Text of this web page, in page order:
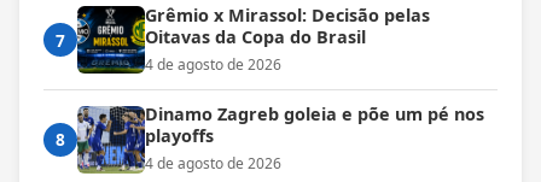
7
Grêmio x Mirassol: Decisão pelas
Oitavas da Copa do Brasil
4 de agosto de 2026
8
Dinamo Zagreb goleia e põe um pé nos
playoffs
4 de agosto de 2026